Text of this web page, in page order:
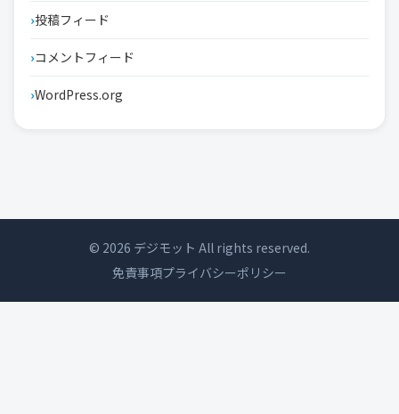
投稿フィード
コメントフィード
WordPress.org
© 2026 デジモット All rights reserved.
免責事項プライバシーポリシー